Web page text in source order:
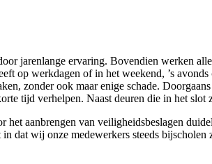
jarenlange ervaring. Bovendien werken
op werkdagen of in het weekend, ’s
zonder ook maar enige schade.
tijd verhelpen. Naast deuren die in het
aanbrengen van veiligheidsbeslagen
dat wij onze medewerkers steeds